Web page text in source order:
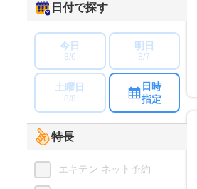
日付で探す
今日
8/6
明日
8/7
土曜日
8/8
日時
指定
特長
エキテン ネット予約